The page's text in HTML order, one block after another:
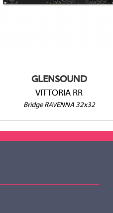
GLENSOUND
VITTORIA RR
Bridge RAVENNA 32x32